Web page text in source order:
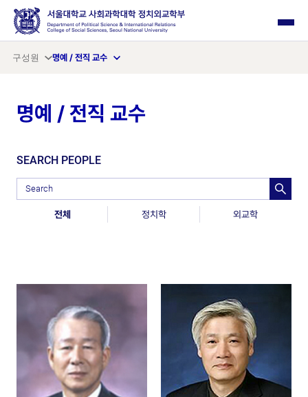
구성원 명예 / 전직 교수
명예 / 전직 교수
SEARCH PEOPLE
전체 정치학 외교학